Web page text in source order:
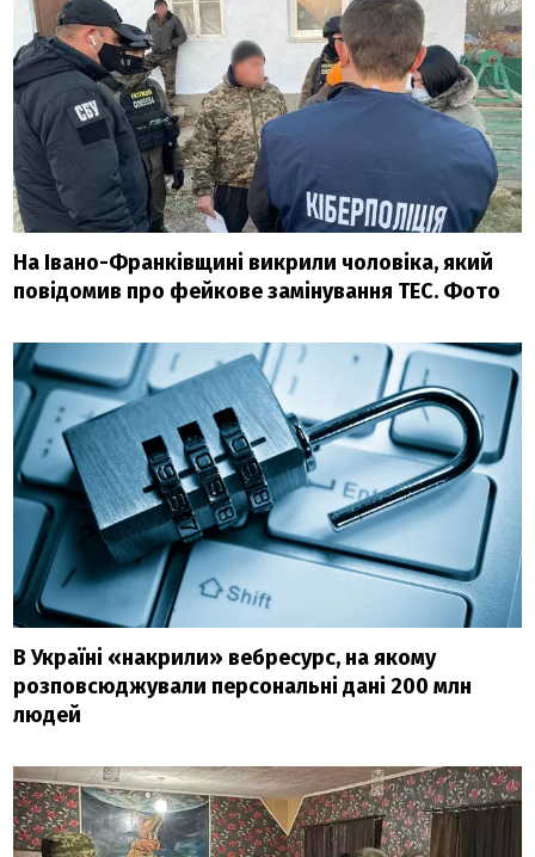
На Івано-Франківщині викрили чоловіка, який
повідомив про фейкове замінування ТЕС. Фото
В Україні «накрили» вебресурс, на якому
розповсюджували персональні дані 200 млн
людей